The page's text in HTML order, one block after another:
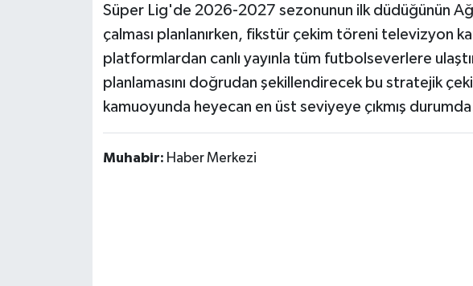
Süper Lig'de 2026-2027 sezonunun ilk düdüğünün
çalması planlanırken, fikstür çekim töreni televizyon
platformlardan canlı yayınla tüm futbolseverlere
planlamasını doğrudan şekillendirecek bu stratejik
kamuoyunda heyecan en üst seviyeye çıkmış
Muhabir: Haber Merkezi